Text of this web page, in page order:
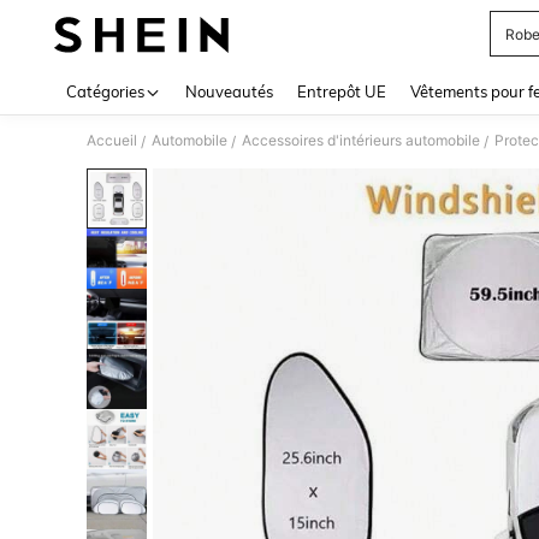
Catégories Nouveautés Entrepôt UE Vêtements pour
Accueil / Automobile / Accessoires d'intérieurs automobile /